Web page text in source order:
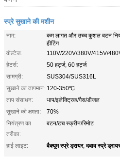
स्प्रे सुखाने की मशीन
नाम:
कम लागत और उच्च कुशल बटन
हीटिंग
वोल्टेज:
110V/220V/380V/415V/
हेटर्स:
50 हर्ट्ज, 60 हर्ट्ज
सामग्री:
SUS304/SUS316L
सुखाने का तापमान: 120-350℃
ताप संसाधन:
भाप/इलेक्ट्रिक/गैस/डीजल
सुखाने की क्षमता:
70%
नियंत्रण का
तरीका:
बटन/टच स्क्रीन/रिमोट
हाई लाइट: वैक्यूम स्प्रे ड्रायर,दबाव स्प्रे ड्रायर